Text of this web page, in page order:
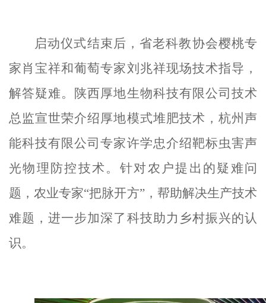
启动仪式结束后， 省老科教协会樱桃专
家肖宝祥和葡萄专家刘兆祥现场技术指导，
解答疑难。陕西厚地生物科技有限公司技术
总监宣世荣介绍厚地模式堆肥技术 ， 杭州声
能科技有限公司专家许学忠介绍靶标虫害声
光物理防控技术。针对农户提出的疑难问
题，农业专家“把脉开方”，帮助解决生产技术
难题，进一步加深了科技助力乡村振兴的认
识。